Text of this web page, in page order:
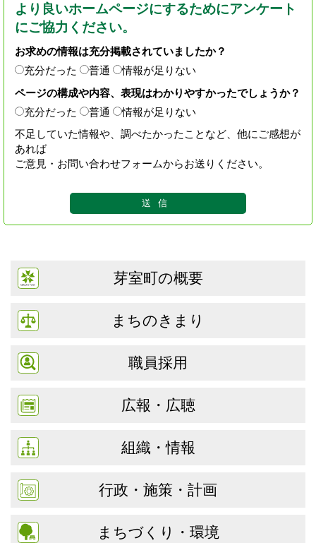
より良いホームページにするためにアンケート
にご協力ください。
お求めの情報は充分掲載されていましたか？
充分だった
普通
情報が足りない
ページの構成や内容、表現はわかりやすかったでしょうか？
充分だった
普通
情報が足りない
不足していた情報や、調べたかったことなど、他にご感想が
あれば
ご意見・お問い合わせフォームからお送りください。
芽室町の概要
まちのきまり
職員採用
広報・広聴
組織・情報
行政・施策・計画
まちづくり・環境